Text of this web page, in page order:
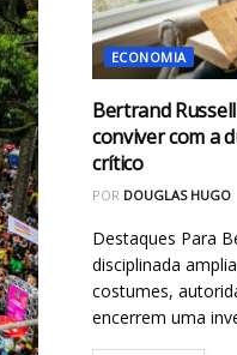
ECONOMIA
Bertrand
conviver com a
crítico
POR DOUGLAS HUGO
Destaques Para
disciplinada
costumes,
encerrem uma